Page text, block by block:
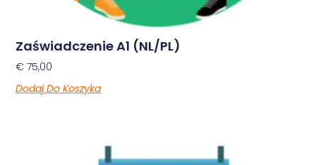
Zaświadczenie A1 (NL/PL)
€ 75,00
Dodaj Do Koszyka